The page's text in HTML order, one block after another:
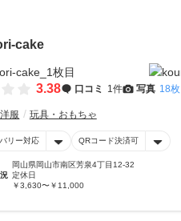
cake
3.38 口コミ 1件 写真 18枚
服 玩具・おもちゃ
リー対応 QRコード決済可
岡山県岡山市南区芳泉4丁目12-32
定休日
￥3,630〜￥11,000